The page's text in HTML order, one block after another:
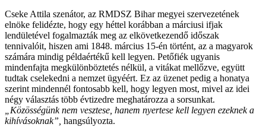
Cseke Attila szenátor, az RMDSZ Bihar megyei szervezetének
elnöke felidézte, hogy egy héttel korábban a márciusi ifjak
lendületével fogalmazták meg az elkövetkezendő időszak
tennivalóit, hiszen ami 1848. március 15-én történt, az a magyarok
számára mindig példaértékű kell legyen. Petőfiék ugyanis
mindenfajta megkülönböztetés nélkül, a vitákat mellőzve, együtt
tudtak cselekedni a nemzet ügyéért. Ez az üzenet pedig a honatya
szerint mindennél fontosabb kell, hogy legyen most, mivel az idei
négy választás több évtizedre meghatározza a sorsunkat.
„Közösségünk nem vesztese, hanem nyertese kell legyen ezeknek a
kihívásoknak”, hangsúlyozta.